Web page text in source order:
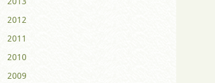
2012
2011
2010
2009